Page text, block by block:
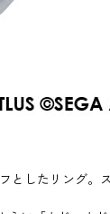
としたリング